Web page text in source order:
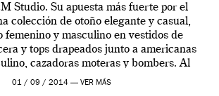
Studio. Su apuesta más fuerte por el
colección de otoño elegante y casual,
femenino y masculino en vestidos de
y tops drapeados junto a americanas
cazadoras moteras y bombers. Al
frente de la […]
01 / 09 / 2014 — VER MÁS